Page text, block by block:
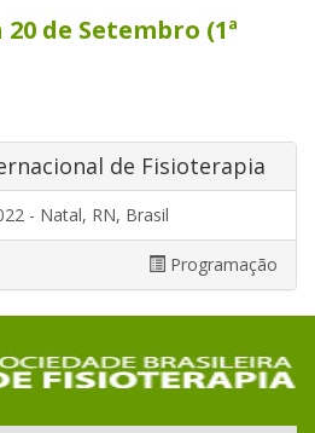
20 de Setembro (1ª
de Fisioterapia
- Natal, RN, Brasil
Programação